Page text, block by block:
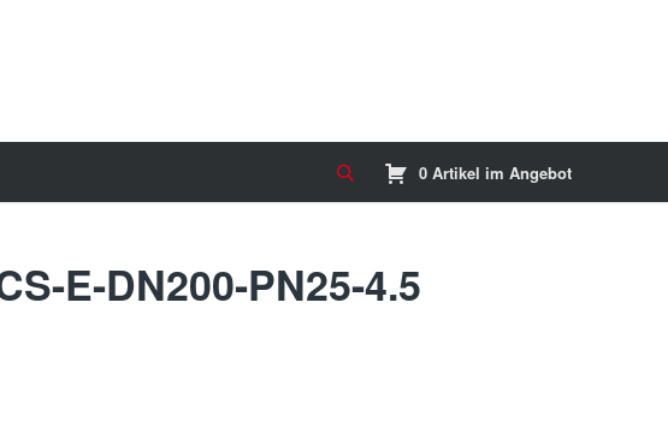
0 Artikel im Angebot
E-DN200-PN25-4.5